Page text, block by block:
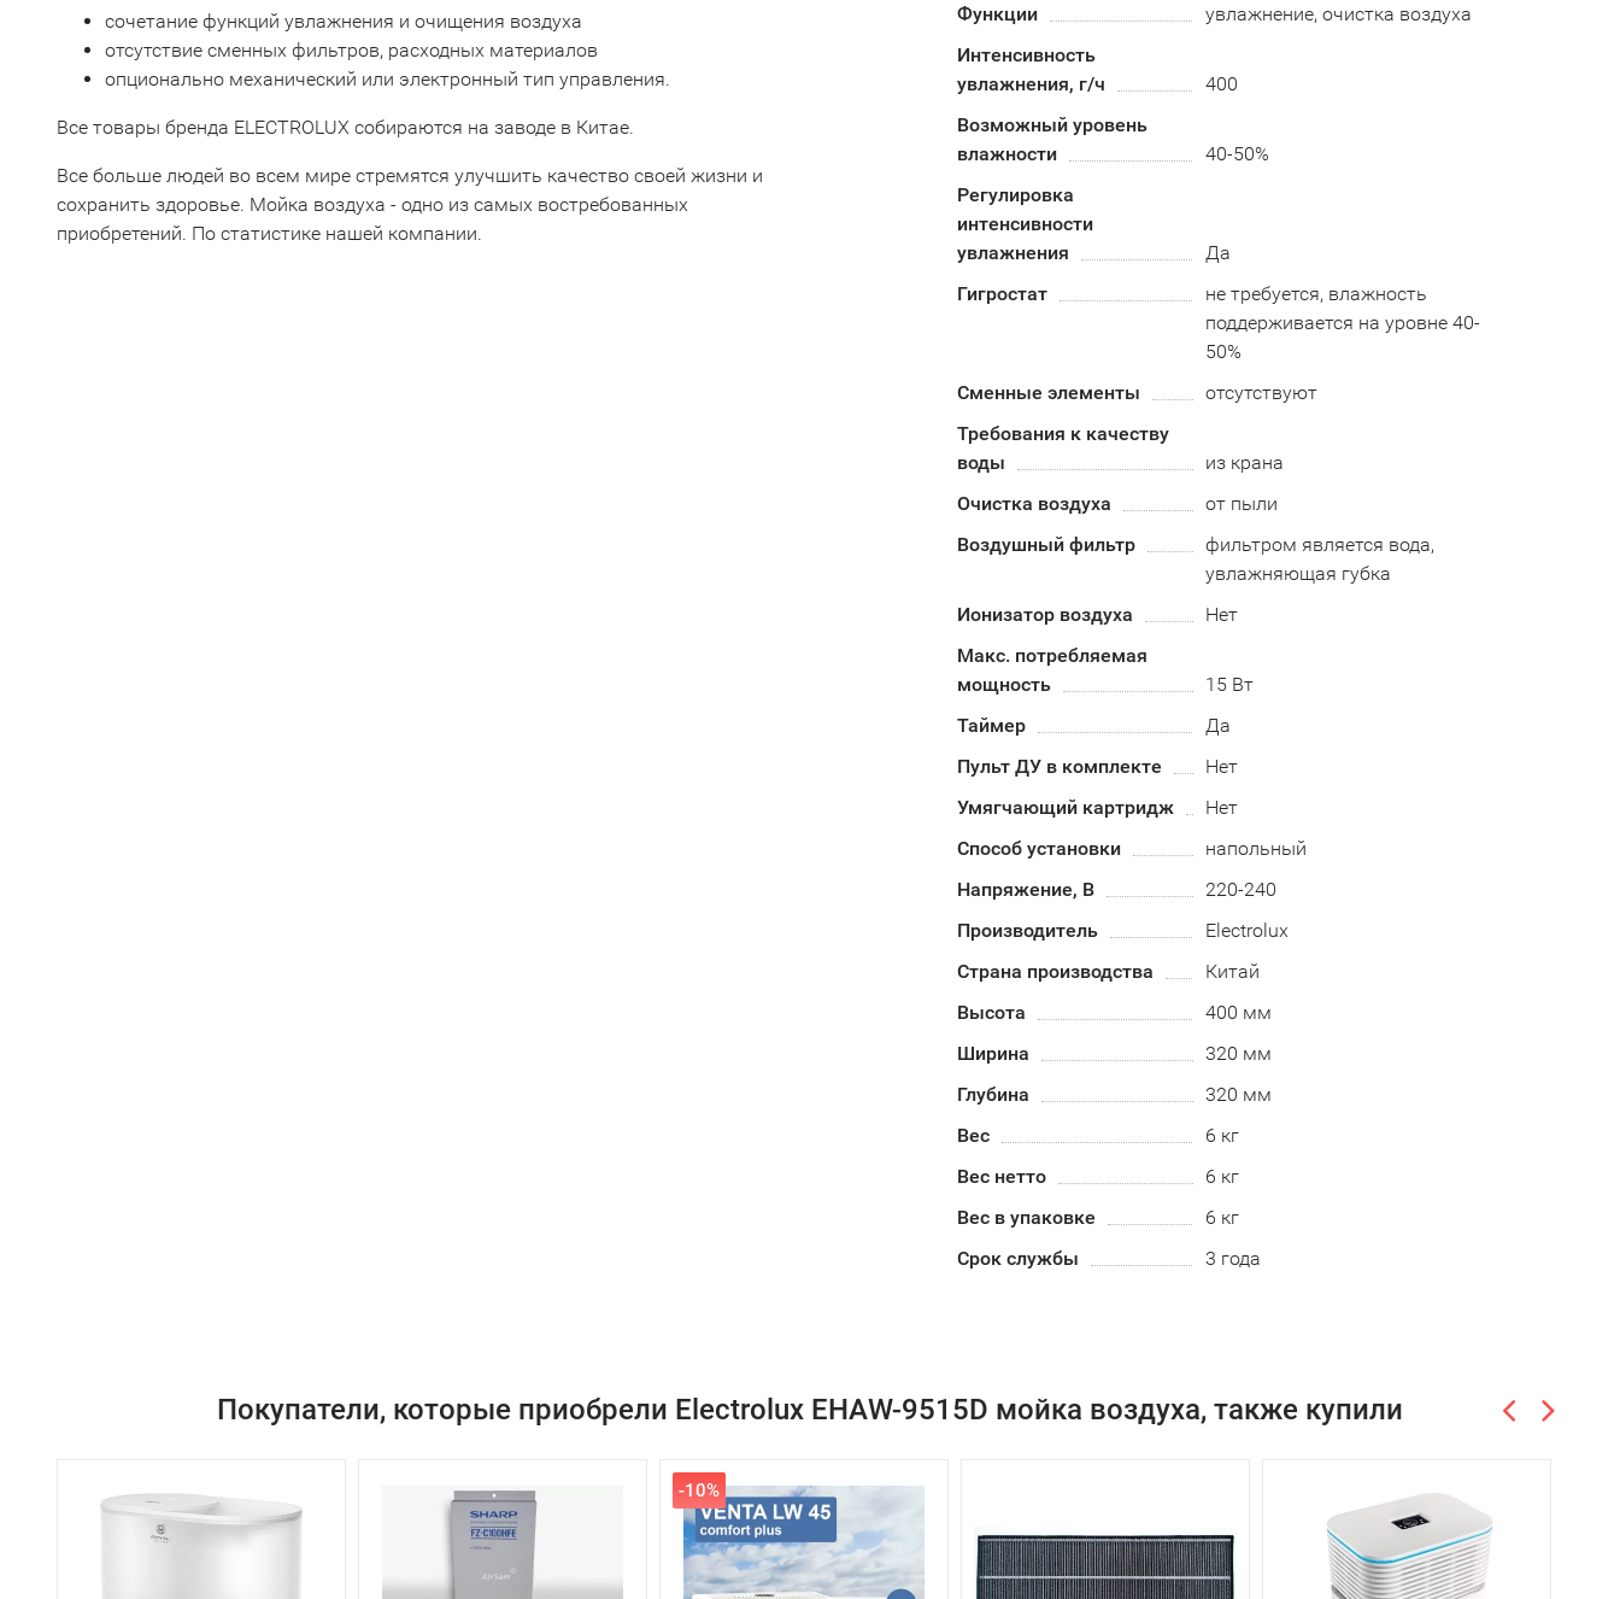
сочетание функций увлажнения и очищения воздуха
отсутствие сменных фильтров, расходных материалов
опционально механический или электронный тип управления.
Все товары бренда ELECTROLUX собираются на заводе в Китае.
Все больше людей во всем мире стремятся улучшить качество своей жизни и
сохранить здоровье. Мойка воздуха - одно из самых востребованных
приобретений. По статистике нашей компании.
Функции
увлажнение, очистка воздуха
Интенсивность
увлажнения, г/ч
400
Возможный уровень
влажности
40-50%
Регулировка
интенсивности
увлажнения
Да
Гигростат
не требуется, влажность
поддерживается на уровне 40-
50%
Сменные элементы
отсутствуют
Требования к качеству
воды
из крана
Очистка воздуха
от пыли
Воздушный фильтр
фильтром является вода,
увлажняющая губка
Ионизатор воздуха
Нет
Макс. потребляемая
мощность
15 Вт
Таймер
Да
Пульт ДУ в комплекте
Нет
Умягчающий картридж
Нет
Способ установки
напольный
Напряжение, В
220-240
Производитель
Electrolux
Страна производства
Китай
Высота
400 мм
Ширина
320 мм
Глубина
320 мм
Вес
6 кг
Вес нетто
6 кг
Вес в упаковке
6 кг
Срок службы
3 года
Покупатели, которые приобрели Electrolux EHAW-9515D мойка воздуха, также купили
-10%